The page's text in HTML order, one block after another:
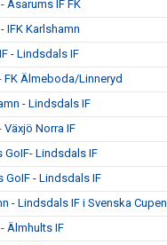
Asarums IF FK
IFK Karlshamn
- Lindsdals IF
FK Älmeboda/Linneryd
- Lindsdals IF
Norra IF
GoIF- Lindsdals IF
- Lindsdals IF
- Lindsdals IF i Svenska
Älmhults IF